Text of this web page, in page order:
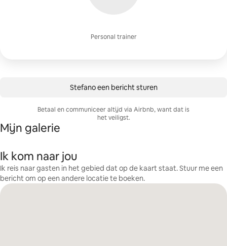
Personal trainer
Stefano een bericht sturen
Betaal en communiceer altijd via Airbnb, want dat is
het veiligst.
Mijn galerie
Ik kom naar jou
Ik reis naar gasten in het gebied dat op de kaart staat. Stuur me een
bericht om op een andere locatie te boeken.